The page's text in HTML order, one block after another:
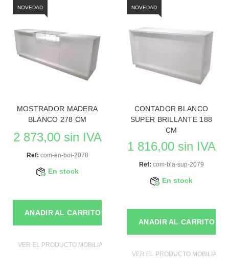
NOVEDAD
MOSTRADOR MADERA
BLANCO 278 CM
2 873,00 sin IVA
Ref: com-en-boi-2078
En stock
ANADIR AL CARRITO
VER EL PRODUCTO MOBILIAROS DE TIENDAS
NOVEDAD
CONTADOR BLANCO
SUPER BRILLANTE 188
CM
1 816,00 sin IVA
Ref: com-bla-sup-2079
En stock
ANADIR AL CARRITO
VER EL PRODUCTO